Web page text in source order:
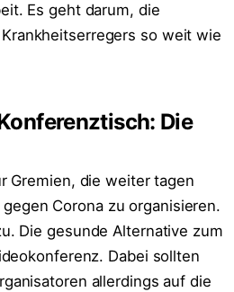
Es geht darum, die
so weit wie
Die
Gremien, die weiter tagen
Corona zu organisieren.
Die gesunde Alternative zum
Dabei sollten
allerdings auf die